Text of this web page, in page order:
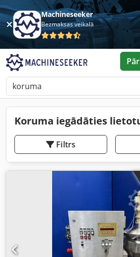
Machineseeker
Bezmaksas veikalā
Koruma iegādāties
Filtrs